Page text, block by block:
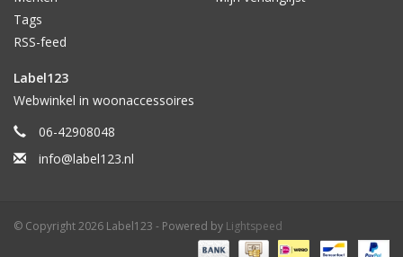
Tags
RSS-feed
Label123
Webwinkel in woonaccessoires
06-42908048
info@label123.nl
© Copyright 2026 Label123 - Powered by Lightspeed